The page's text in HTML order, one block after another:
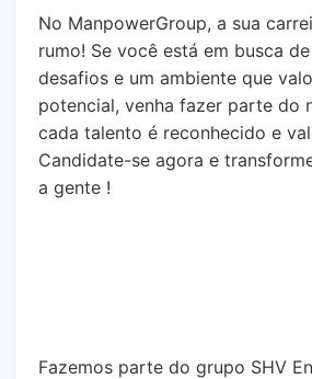
No ManpowerGroup, a sua
rumo! Se você está em busca
desafios e um ambiente que
potencial, venha fazer parte do
cada talento é reconhecido e
Candidate-se agora e
a gente !
Fazemos parte do grupo SHV